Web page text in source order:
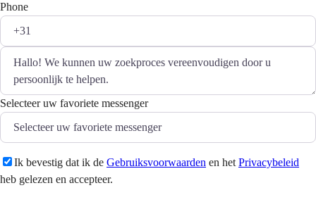
Phone
Selecteer uw favoriete messenger
Ik bevestig dat ik de Gebruiksvoorwaarden en het Privacybeleid
heb gelezen en accepteer.